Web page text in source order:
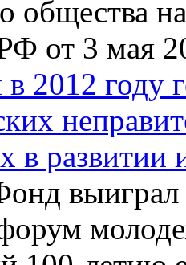
общества
от 3 мая
в 2012 году
в развитии
выиграл